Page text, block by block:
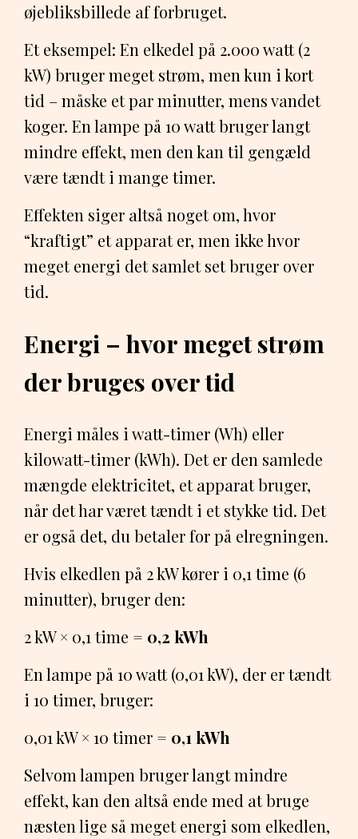
øjebliksbillede af forbruget.
Et eksempel: En elkedel på 2.000 watt (2
kW) bruger meget strøm, men kun i kort
tid – måske et par minutter, mens vandet
koger. En lampe på 10 watt bruger langt
mindre effekt, men den kan til gengæld
være tændt i mange timer.
Effekten siger altså noget om, hvor
“kraftigt” et apparat er, men ikke hvor
meget energi det samlet set bruger over
tid.
Energi – hvor meget strøm
der bruges over tid
Energi måles i watt-timer (Wh) eller
kilowatt-timer (kWh). Det er den samlede
mængde elektricitet, et apparat bruger,
når det har været tændt i et stykke tid. Det
er også det, du betaler for på elregningen.
Hvis elkedlen på 2 kW kører i 0,1 time (6
minutter), bruger den:
2 kW × 0,1 time = 0,2 kWh
En lampe på 10 watt (0,01 kW), der er tændt
i 10 timer, bruger:
0,01 kW × 10 timer = 0,1 kWh
Selvom lampen bruger langt mindre
effekt, kan den altså ende med at bruge
næsten lige så meget energi som elkedlen,